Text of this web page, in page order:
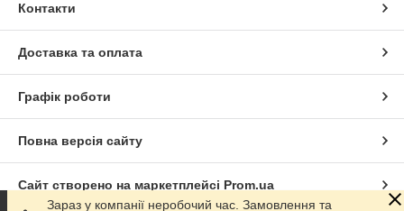
Контакти
Доставка та оплата
Графік роботи
Повна версія сайту
Сайт створено на маркетплейсі Prom.ua
Зараз у компанії неробочий час. Замовлення та